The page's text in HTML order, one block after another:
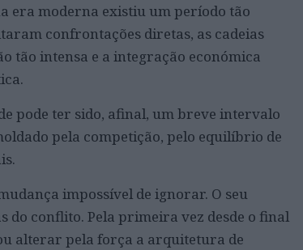
era moderna existiu um período tão
confrontações diretas, as cadeias
tão intensa e a integração económica
pode ter sido, afinal, um breve intervalo
pela competição, pelo equilíbrio de
impossível de ignorar. O seu
conflito. Pela primeira vez desde o final
alterar pela força a arquitetura de